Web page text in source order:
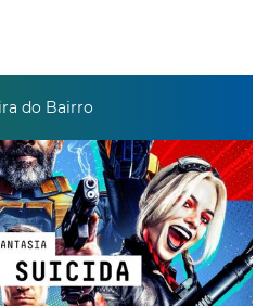
do Bairro